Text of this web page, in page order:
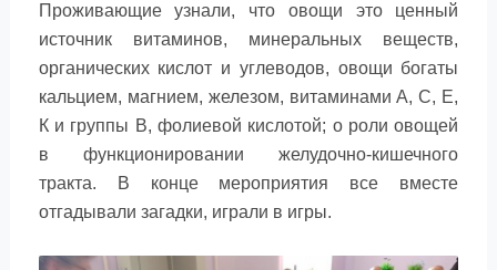
Проживающие узнали, что овощи это ценный
источник витаминов, минеральных веществ,
органических кислот и углеводов, овощи богаты
кальцием, магнием, железом, витаминами А, С, Е,
К и группы В, фолиевой кислотой; о роли овощей
в функционировании желудочно-кишечного
тракта. В конце мероприятия все вместе
отгадывали загадки, играли в игры.